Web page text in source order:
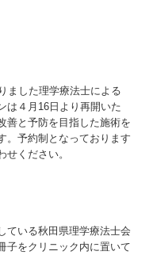
ました理学療法士による
は４月16日より再開いた
善と予防を目指した施術を
。予約制となっております
せください。
ている秋田県理学療法士会
子をクリニック内に置いて